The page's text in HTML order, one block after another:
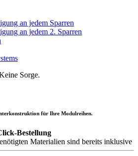
an jedem Sparren
an jedem 2. Sparren
Sorge.
für Ihre Modulreihen.
Bestellung
Materialien sind bereits inklusive